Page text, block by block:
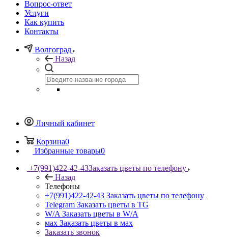
Вопрос-ответ
Услуги
Как купить
Контакты
Волгоград
Назад
Личный кабинет
Корзина0
Избранные товары0
+7(991)422-42-43Заказать цветы по телефону
Назад
Телефоны
+7(991)422-42-43 Заказать цветы по телефону
Telegram Заказать цветы в TG
W/A Заказать цветы в W/A
мах Заказать цветы в мах
Заказать звонок